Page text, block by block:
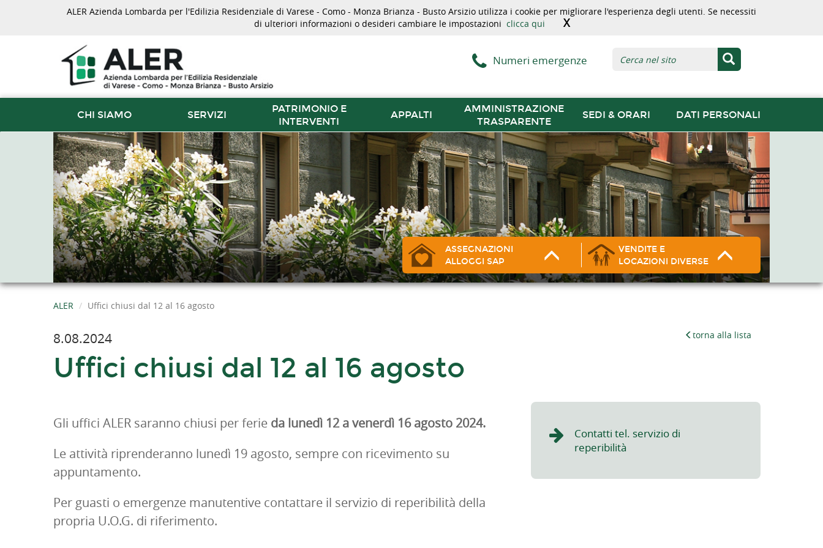
ALER Azienda Lombarda per l'Edilizia Residenziale di Varese - Como - Monza Brianza - Busto Arsizio utilizza i cookie per migliorare l'esperienza degli utenti. Se necessiti
di ulteriori informazioni o desideri cambiare le impostazioni clicca qui X
Numeri emergenze
CHI SIAMO SERVIZI
PATRIMONIO E
INTERVENTI
APPALTI
AMMINISTRAZIONE
TRASPARENTE
SEDI & ORARI DATI PERSONALI
ASSEGNAZIONI
ALLOGGI SAP
VENDITE E
LOCAZIONI DIVERSE
ALER Uffici chiusi dal 12 al 16 agosto
8.08.2024 torna alla lista
Uffici chiusi dal 12 al 16 agosto
Gli uffici ALER saranno chiusi per ferie da lunedì 12 a venerdì 16 agosto 2024.
Le attività riprenderanno lunedì 19 agosto, sempre con ricevimento su
appuntamento.
Per guasti o emergenze manutentive contattare il servizio di reperibilità della
propria U.O.G. di riferimento.
Contatti tel. servizio di
reperibilità